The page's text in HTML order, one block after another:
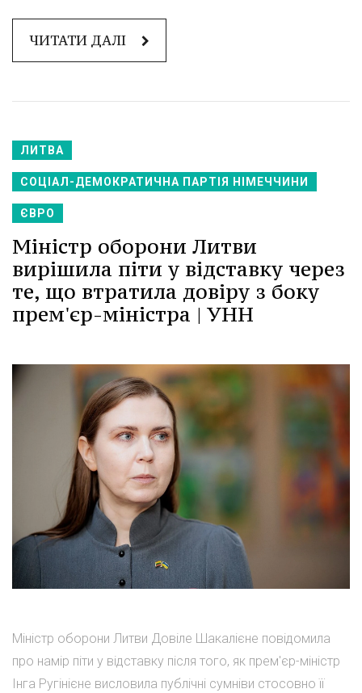
ЧИТАТИ ДАЛІ
ЛИТВА
СОЦІАЛ-ДЕМОКРАТИЧНА ПАРТІЯ НІМЕЧЧИНИ
ЄВРО
Міністр оборони Литви
вирішила піти у відставку через
те, що втратила довіру з боку
прем'єр-міністра | УНН
Міністр оборони Литви Довіле Шакалієне повідомила
про намір піти у відставку після того, як прем'єр-міністр
Інга Ругінієне висловила публічні сумніви стосовно її